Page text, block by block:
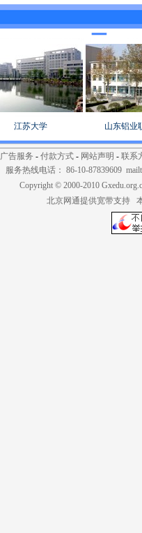
江苏大学 山东铝业
广告服务 - 付款方式- 网站声明 - 联系
服务热线电话： 86-10-87839609
Copyright © 2000-2010
北京网通提供宽带支持